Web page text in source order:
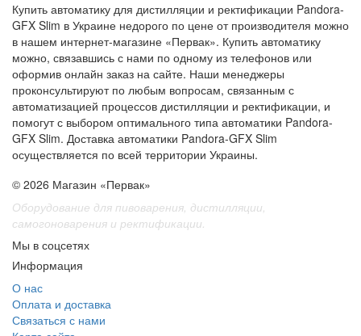
Купить автоматику для дистилляции и ректификации Pandora-
GFX Slim в Украине недорого по цене от производителя можно
в нашем интернет-магазине «Первак». Купить автоматику
можно, связавшись с нами по одному из телефонов или
оформив онлайн заказ на сайте. Наши менеджеры
проконсультируют по любым вопросам, связанным с
автоматизацией процессов дистилляции и ректификации, и
помогут с выбором оптимального типа автоматики Pandora-
GFX Slim. Доставка автоматики Pandora-GFX Slim
осуществляется по всей территории Украины.
© 2026 Магазин «Первак»
Оборудование для пивоварения, дистилляции,
самогоноварения и ректификации.
Мы в соцсетях
Информация
О нас
Оплата и доставка
Связаться с нами